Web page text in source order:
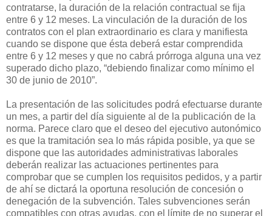
contratarse, la duración de la relación contractual se fija
entre 6 y 12 meses. La vinculación de la duración de los
contratos con el plan extraordinario es clara y manifiesta
cuando se dispone que ésta deberá estar comprendida
entre 6 y 12 meses y que no cabrá prórroga alguna una vez
superado dicho plazo, “debiendo finalizar como mínimo el
30 de junio de 2010”.
La presentación de las solicitudes podrá efectuarse durante
un mes, a partir del día siguiente al de la publicación de la
norma. Parece claro que el deseo del ejecutivo autonómico
es que la tramitación sea lo más rápida posible, ya que se
dispone que las autoridades administrativas laborales
deberán realizar las actuaciones pertinentes para
comprobar que se cumplen los requisitos pedidos, y a partir
de ahí se dictará la oportuna resolución de concesión o
denegación de la subvención. Tales subvenciones serán
compatibles con otras ayudas, con el límite de no superar el